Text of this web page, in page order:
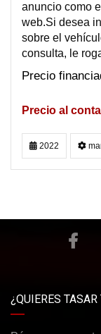
anuncio como
web.Si desea
sobre el
consulta, le
2022
¿QUIERES